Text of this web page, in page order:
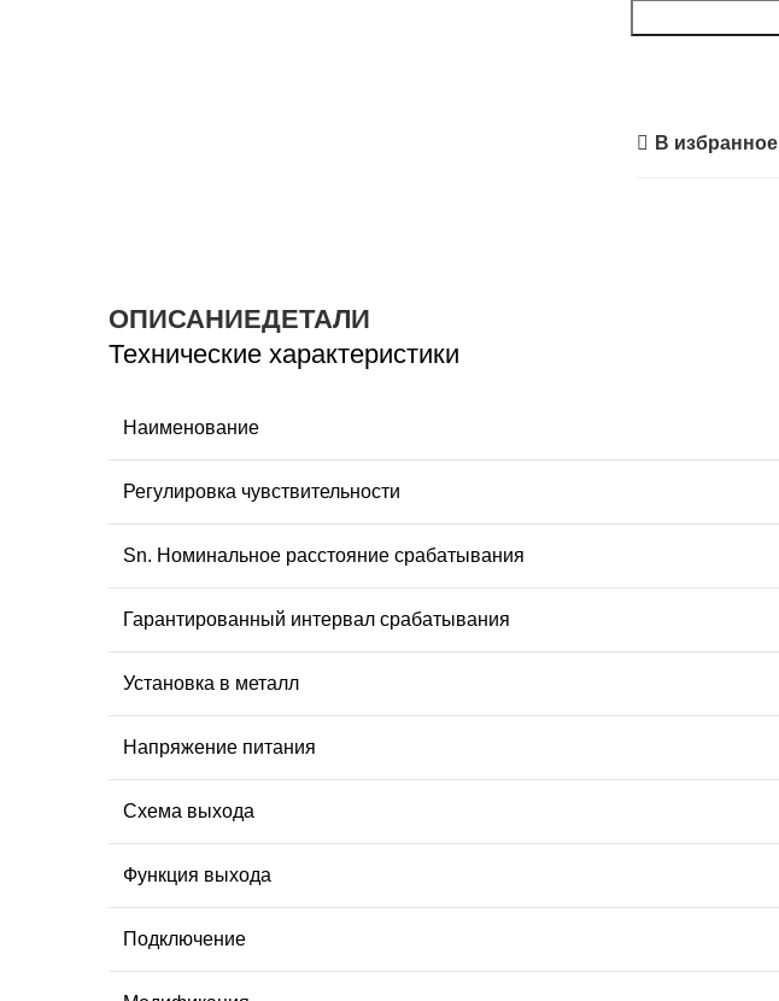
В избранное
ОПИСАНИЕДЕТАЛИ
Технические характеристики
Наименование
Регулировка чувствительности
Sn. Номинальное расстояние срабатывания
Гарантированный интервал срабатывания
Установка в металл
Напряжение питания
Схема выхода
Функция выхода
Подключение